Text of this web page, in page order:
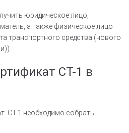
юридическое лицо,
а также физическое лицо
транспортного средства (нового
СТ-1 в
СТ-1 необходимо собрать